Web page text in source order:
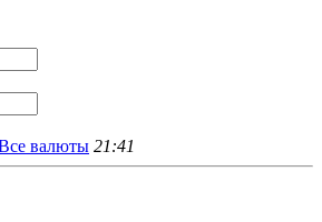
валютыБольше
криптовалют
21:41